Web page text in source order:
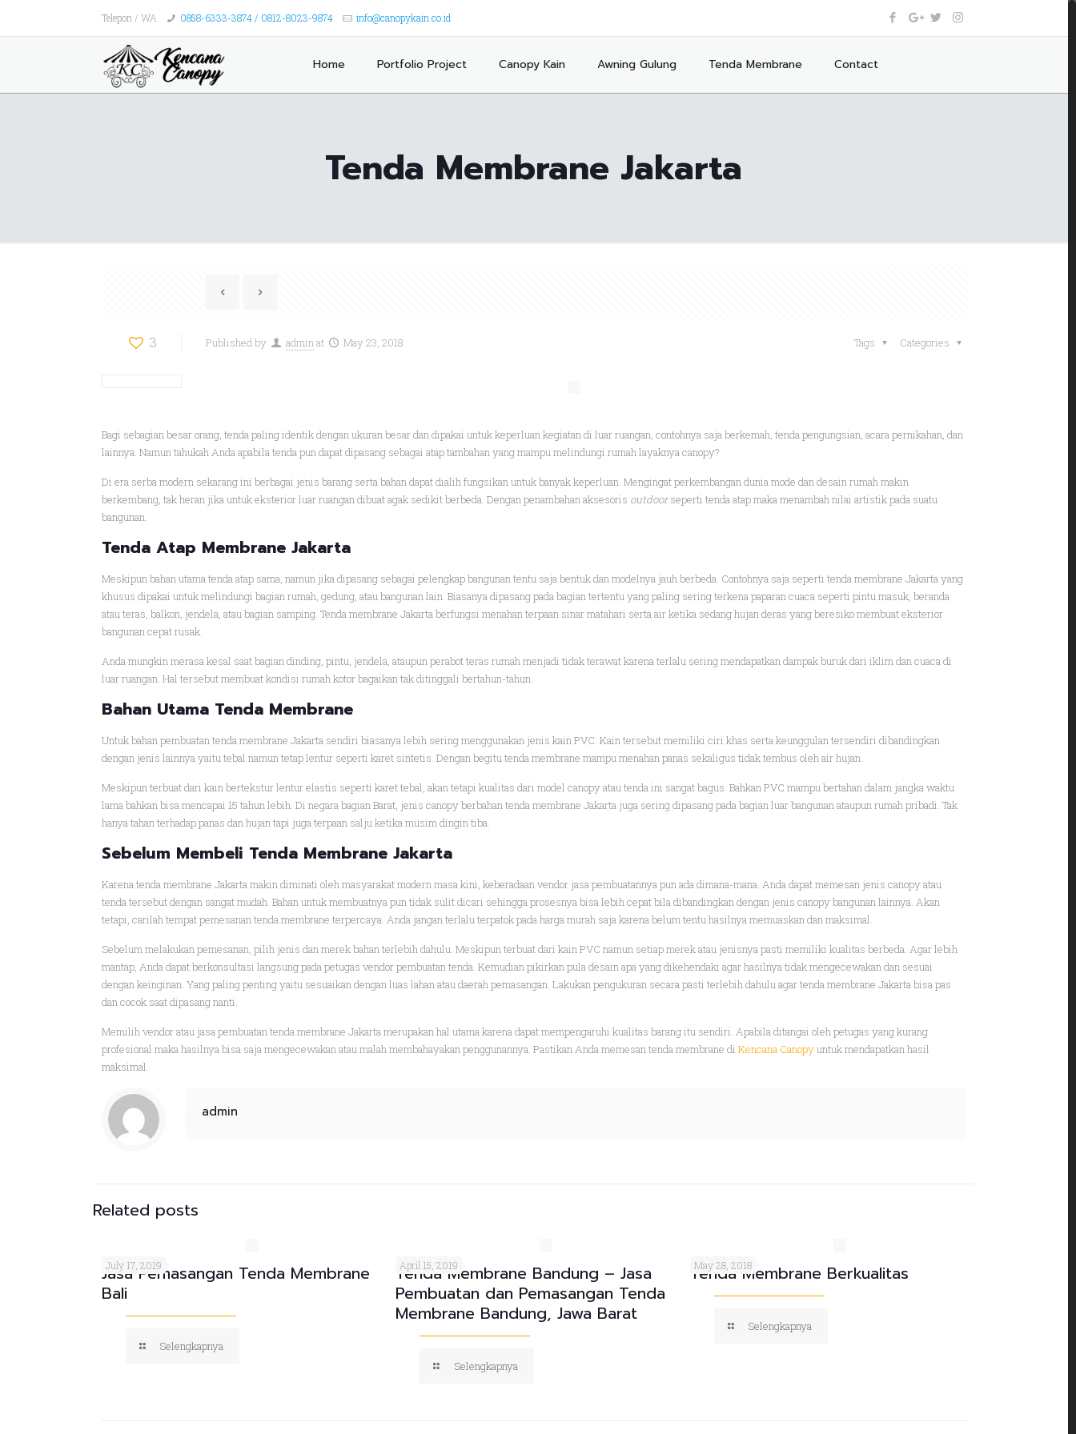
Telepon / WA 0858-6333-3874 / 0812-8023-9874 info@canopykain.co.id
Home Portfolio Project Canopy Kain Awning Gulung Tenda Membrane Contact
Tenda Membrane Jakarta
3 Published by adminat May 23, 2018 Categories
Tags
Bagi sebagian besar orang, tenda paling identik dengan ukuran besar dan dipakai untuk keperluan kegiatan di luar ruangan, contohnya saja berkemah, tenda pengungsian, acara pernikahan, dan
lainnya. Namun tahukah Anda apabila tenda pun dapat dipasang sebagai atap tambahan yang mampu melindungi rumah layaknya canopy?
Di era serba modern sekarang ini berbagai jenis barang serta bahan dapat dialih fungsikan untuk banyak keperluan. Mengingat perkembangan dunia mode dan desain rumah makin
berkembang, tak heran jika untuk eksterior luar ruangan dibuat agak sedikit berbeda. Dengan penambahan aksesoris outdoorseperti tenda atap maka menambah nilai artistik pada suatu
bangunan.
Tenda Atap Membrane Jakarta
Meskipun bahan utama tenda atap sama, namun jika dipasang sebagai pelengkap bangunan tentu saja bentuk dan modelnya jauh berbeda. Contohnya saja seperti tenda membrane Jakarta yang
khusus dipakai untuk melindungi bagian rumah, gedung, atau bangunan lain. Biasanya dipasang pada bagian tertentu yang paling sering terkena paparan cuaca seperti pintu masuk, beranda
atau teras, balkon, jendela, atau bagian samping. Tenda membrane Jakarta berfungsi menahan terpaan sinar matahari serta air ketika sedang hujan deras yang beresiko membuat eksterior
bangunan cepat rusak.
Anda mungkin merasa kesal saat bagian dinding, pintu, jendela, ataupun perabot teras rumah menjadi tidak terawat karena terlalu sering mendapatkan dampak buruk dari iklim dan cuaca di
luar ruangan. Hal tersebut membuat kondisi rumah kotor bagaikan tak ditinggali bertahun-tahun.
Bahan Utama Tenda Membrane
Untuk bahan pembuatan tenda membrane Jakarta sendiri biasanya lebih sering menggunakan jenis kain PVC. Kain tersebut memiliki ciri khas serta keunggulan tersendiri dibandingkan
dengan jenis lainnya yaitu tebal namun tetap lentur seperti karet sintetis. Dengan begitu tenda membrane mampu menahan panas sekaligus tidak tembus oleh air hujan.
Meskipun terbuat dari kain bertekstur lentur elastis seperti karet tebal, akan tetapi kualitas dari model canopy atau tenda ini sangat bagus. Bahkan PVC mampu bertahan dalam jangka waktu
lama bahkan bisa mencapai 15 tahun lebih. Di negara bagian Barat, jenis canopy berbahan tenda membrane Jakarta juga sering dipasang pada bagian luar bangunan ataupun rumah pribadi. Tak
hanya tahan terhadap panas dan hujan tapi juga terpaan salju ketika musim dingin tiba.
Sebelum Membeli Tenda Membrane Jakarta
Karena tenda membrane Jakarta makin diminati oleh masyarakat modern masa kini, keberadaan vendor jasa pembuatannya pun ada dimana-mana. Anda dapat memesan jenis canopy atau
tenda tersebut dengan sangat mudah. Bahan untuk membuatnya pun tidak sulit dicari sehingga prosesnya bisa lebih cepat bila dibandingkan dengan jenis canopy bangunan lainnya. Akan
tetapi, carilah tempat pemesanan tenda membrane terpercaya. Anda jangan terlalu terpatok pada harga murah saja karena belum tentu hasilnya memuaskan dan maksimal.
Sebelum melakukan pemesanan, pilih jenis dan merek bahan terlebih dahulu. Meskipun terbuat dari kain PVC namun setiap merek atau jenisnya pasti memiliki kualitas berbeda. Agar lebih
mantap, Anda dapat berkonsultasi langsung pada petugas vendor pembuatan tenda. Kemudian pikirkan pula desain apa yang dikehendaki agar hasilnya tidak mengecewakan dan sesuai
dengan keinginan. Yang paling penting yaitu sesuaikan dengan luas lahan atau daerah pemasangan. Lakukan pengukuran secara pasti terlebih dahulu agar tenda membrane Jakarta bisa pas
dan cocok saat dipasang nanti.
Memilih vendor atau jasa pembuatan tenda membrane Jakarta merupakan hal utama karena dapat mempengaruhi kualitas barang itu sendiri. Apabila ditangai oleh petugas yang kurang
profesional maka hasilnya bisa saja mengecewakan atau malah membahayakan penggunannya. Pastikan Anda memesan tenda membrane diKencana Canopyuntuk mendapatkan hasil
maksimal.
admin
Related posts
July 17, 2019
Jasa Pemasangan Tenda Membrane
Bali
Selengkapnya
April 15, 2019
Tenda Membrane Bandung – Jasa
Pembuatan dan Pemasangan Tenda
Membrane Bandung, Jawa Barat
Selengkapnya
May 28, 2018
Tenda Membrane Berkualitas
Selengkapnya